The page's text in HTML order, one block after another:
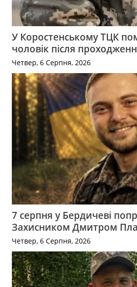
У Коростенському ТЦК
чоловік після
Четвер, 6 Серпня, 2026
7 серпня у Бердичеві
Захисником Дмитром
Четвер, 6 Серпня, 2026